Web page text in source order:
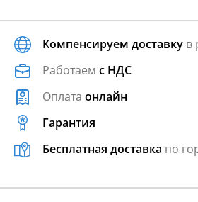
Компенсируем доставку в
Работаем с НДС
Оплата онлайн
Гарантия
Бесплатная доставка по